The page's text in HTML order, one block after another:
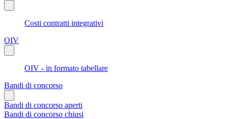
Costi contratti integrativi
OIV
OIV - in formato tabellare
Bandi di concorso
Bandi di concorso aperti
Bandi di concorso chiusi